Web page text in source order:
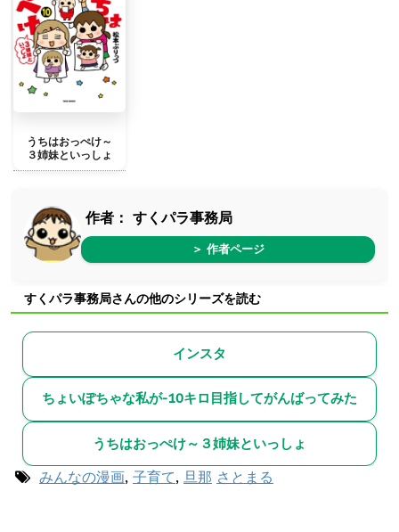
うちはおっぺけ～
３姉妹といっしょ
作者： すくパラ事務局
＞ 作者ページ
すくパラ事務局さんの他のシリーズを読む
インスタ
ちょいぽちゃな私が-10キロ目指してがんばってみた
うちはおっぺけ～３姉妹といっしょ
みんなの漫画, 子育て, 旦那 さとまる